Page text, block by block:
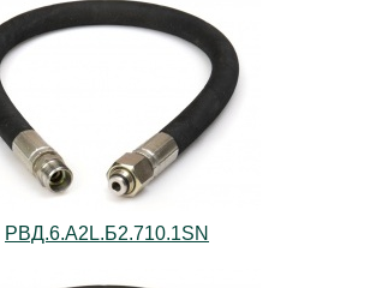
РВД.6.А2L.Б2.710.1SN